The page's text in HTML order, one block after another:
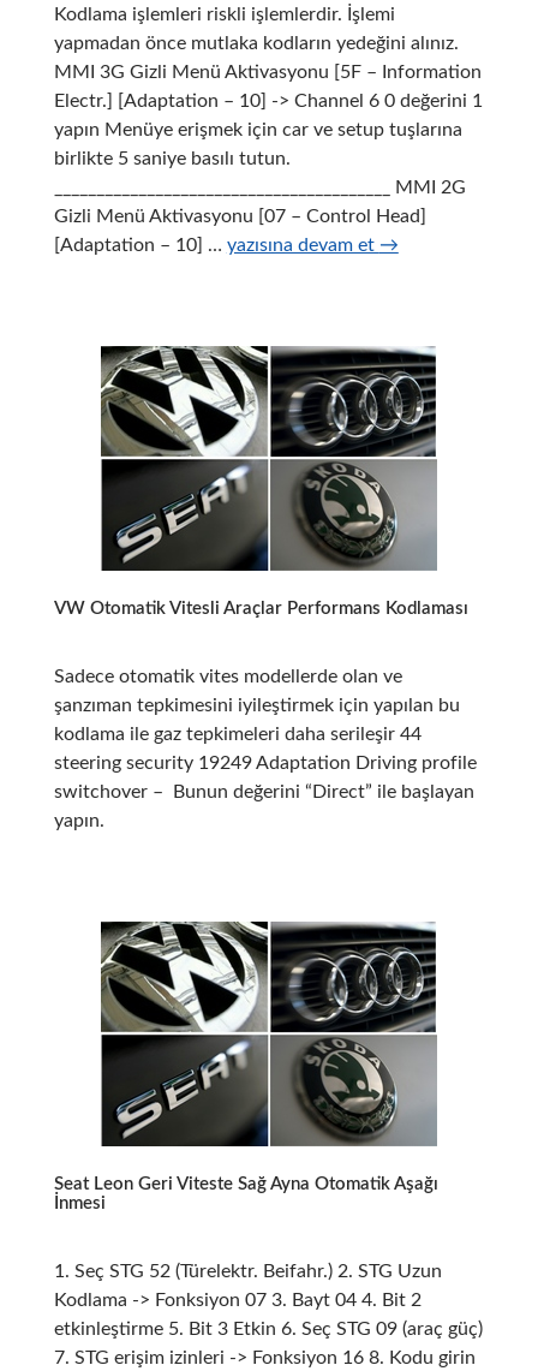
Kodlama işlemleri riskli işlemlerdir. İşlemi
yapmadan önce mutlaka kodların yedeğini alınız.
MMI 3G Gizli Menü Aktivasyonu [5F – Information
Electr.] [Adaptation – 10] -> Channel 6 0 değerini 1
yapın Menüye erişmek için car ve setup tuşlarına
birlikte 5 saniye basılı tutun.
________________________________________ MMI 2G
Gizli Menü Aktivasyonu [07 – Control Head]
[Adaptation – 10] … Audi
Com
Kodları
yazısına devam et →
VW Otomatik Vitesli Araçlar Performans Kodlaması
Sadece otomatik vites modellerde olan ve
şanzıman tepkimesini iyileştirmek için yapılan bu
kodlama ile gaz tepkimeleri daha serileşir 44
steering security 19249 Adaptation Driving profile
switchover – Bunun değerini “Direct” ile başlayan
yapın.
Seat Leon Geri Viteste Sağ Ayna Otomatik Aşağı
İnmesi
1. Seç STG 52 (Türelektr. Beifahr.) 2. STG Uzun
Kodlama -> Fonksiyon 07 3. Bayt 04 4. Bit 2
etkinleştirme 5. Bit 3 Etkin 6. Seç STG 09 (araç güç)
7. STG erişim izinleri -> Fonksiyon 16 8. Kodu girin